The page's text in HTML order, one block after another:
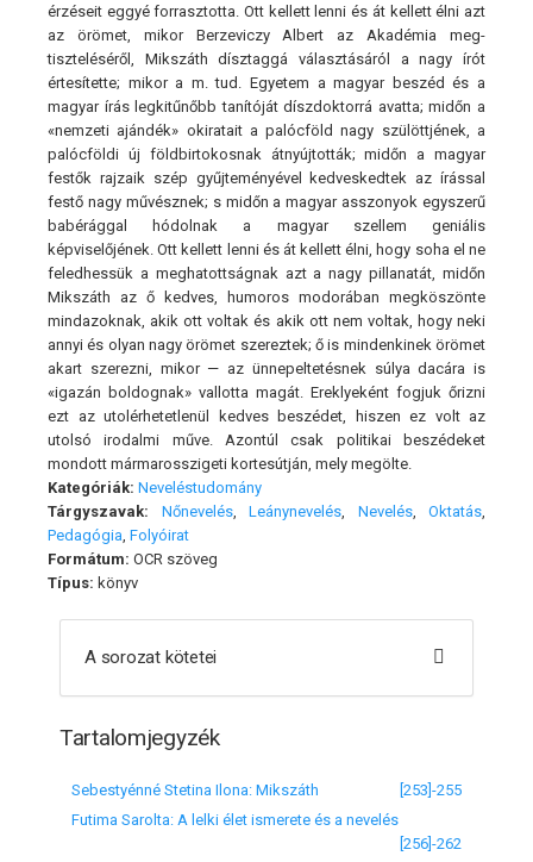
érzéseit eggyé forrasztotta. Ott kellett lenni és át kellett élni azt
az örömet, mikor Berzeviczy Albert az Akadémia meg-
tiszteléséről, Mikszáth dísztaggá választásáról a nagy írót
értesítette; mikor a m. tud. Egyetem a magyar beszéd és a
magyar írás legkitűnőbb tanítóját díszdoktorrá avatta; midőn a
«nemzeti ajándék» okiratait a palócföld nagy szülöttjének, a
palócföldi új földbirtokosnak átnyújtották; midőn a magyar
festők rajzaik szép gyűjteményével kedveskedtek az írással
festő nagy művésznek; s midőn a magyar asszonyok egyszerű
babérággal hódolnak a magyar szellem geniális
képviselőjének. Ott kellett lenni és át kellett élni, hogy soha el ne
feledhessük a meghatottságnak azt a nagy pillanatát, midőn
Mikszáth az ő kedves, humoros modorában megköszönte
mindazoknak, akik ott voltak és akik ott nem voltak, hogy neki
annyi és olyan nagy örömet szereztek; ő is mindenkinek örömet
akart szerezni, mikor — az ünnepeltetésnek súlya dacára is
«igazán boldognak» vallotta magát. Ereklyeként fogjuk őrizni
ezt az utolérhetetlenül kedves beszédet, hiszen ez volt az
utolsó irodalmi műve. Azontúl csak politikai beszédeket
mondott mármarosszigeti kortesútján, mely megölte.
Kategóriák: Neveléstudomány
Tárgyszavak:
Nőnevelés, Leánynevelés Nevelés, Oktatás
Pedagógia Folyóirat
Formátum: OCR szöveg
Típus: könyv
A sorozat kötetei
Tartalomjegyzék
Sebestyénné Stetina Ilona: Mikszáth
[253]-255
Futima Sarolta: A lelki élet ismerete és a nevelés
[256]-262